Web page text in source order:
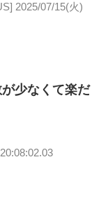
2025/07/15(火)
少なくて楽だ